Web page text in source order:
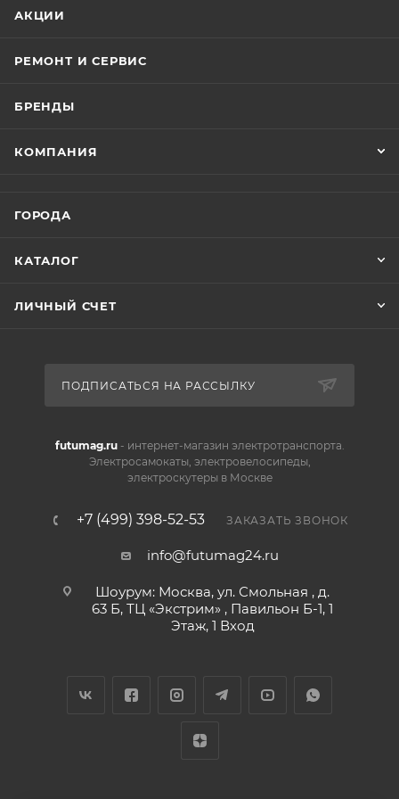
АКЦИИ
РЕМОНТ И СЕРВИС
БРЕНДЫ
КОМПАНИЯ
ГОРОДА
КАТАЛОГ
ЛИЧНЫЙ СЧЕТ
ПОДПИСАТЬСЯ НА РАССЫЛКУ
futumag.ru- интернет-магазин электротранспорта.
Электросамокаты, электровелосипеды,
электроскутеры в Москве
+7 (499) 398-52-53 ЗАКАЗАТЬ ЗВОНОК
info@futumag24.ru
Шоурум: Москва, ул. Смольная , д.
63 Б, ТЦ «Экстрим» , Павильон Б-1, 1
Этаж, 1 Вход